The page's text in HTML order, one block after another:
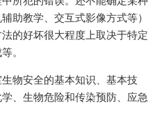
助教学、交互式影像方式等）
的好坏很大程度上取决于特定
。
物安全的基本知识、基本技
、生物危险和传染预防、应急